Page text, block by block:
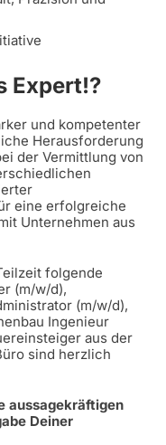
Expert!?
und kompetenter
Herausforderung
der Vermittlung von
eine erfolgreiche
Unternehmen aus
folgende
(m/w/d),
(m/w/d),
Ingenieur
aus der
sind herzlich
aussagekräftigen
Deiner